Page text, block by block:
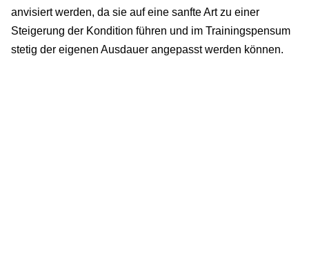
anvisiert werden, da sie auf eine sanfte Art zu einer
Steigerung der Kondition führen und im Trainingspensum
stetig der eigenen Ausdauer angepasst werden können.